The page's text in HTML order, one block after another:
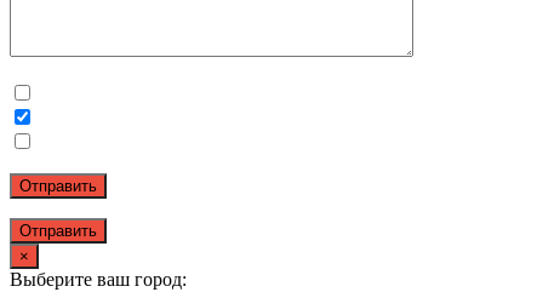
Отправить
×
Выберите ваш город: